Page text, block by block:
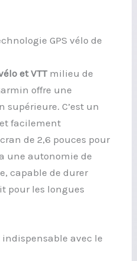
GPS vélo de
et VTTmilieu de
offre une
C’est un
facilement
de 2,6 pouces pour
une autonomie de
capable de durer
pour les longues
avec le